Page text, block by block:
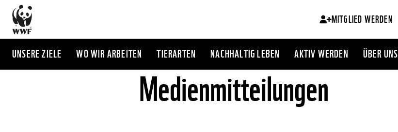
Direkt
zum
Inhalt
MITGLIED WERDEN
UNSERE ZIELE WO WIR ARBEITEN TIERARTEN NACHHALTIG LEBEN AKTIV WERDEN ÜBER UNS
Medienmitteilungen